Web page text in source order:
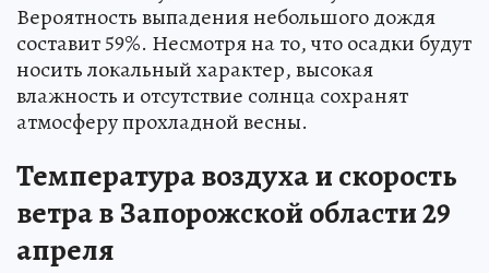
Вероятность выпадения небольшого дождя
составит 59%. Несмотря на то, что осадки будут
носить локальный характер, высокая
влажность и отсутствие солнца сохранят
атмосферу прохладной весны.
Температура воздуха и скорость
ветра в Запорожской области 29
апреля